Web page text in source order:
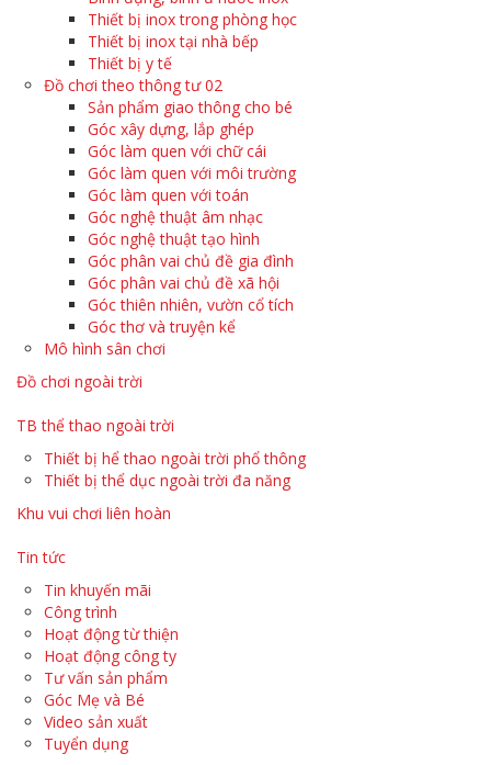
Thiết bị inox trong phòng học
Thiết bị inox tại nhà bếp
Thiết bị y tế
Đồ chơi theo thông tư 02
Sản phẩm giao thông cho bé
Góc xây dựng, lắp ghép
Góc làm quen với chữ cái
Góc làm quen với môi trường
Góc làm quen với toán
Góc nghệ thuật âm nhạc
Góc nghệ thuật tạo hình
Góc phân vai chủ đề gia đình
Góc phân vai chủ đề xã hội
Góc thiên nhiên, vườn cổ tích
Góc thơ và truyện kể
Mô hình sân chơi
Đồ chơi ngoài trời
TB thể thao ngoài trời
Thiết bị hể thao ngoài trời phổ thông
Thiết bị thể dục ngoài trời đa năng
Khu vui chơi liên hoàn
Tin tức
Tin khuyến mãi
Công trình
Hoạt động từ thiện
Hoạt động công ty
Tư vấn sản phẩm
Góc Mẹ và Bé
Video sản xuất
Tuyển dụng